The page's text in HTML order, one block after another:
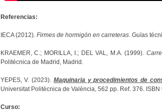
Referencias:
IECA (2012). Firmes de hormigón en carreteras. Guías
KRAEMER, C.; MORILLA, I.; DEL VAL, M.A. (1999).
Politécnica de Madrid, Madrid.
YEPES, V. (2023). Maquinaria y procedimientos de
Universitat Politècnica de València, 562 pp. Ref. 376.
Curso: